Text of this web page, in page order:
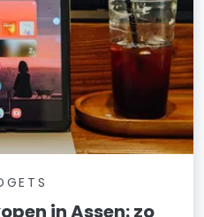
in Assen: zo